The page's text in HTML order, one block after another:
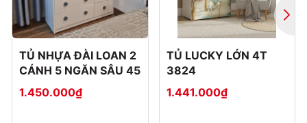
TỦ NHỰA ĐÀI LOAN 2
CÁNH 5 NGĂN SÂU 45
1.450.000₫
TỦ LUCKY LỚN 4T
3824
1.441.000₫